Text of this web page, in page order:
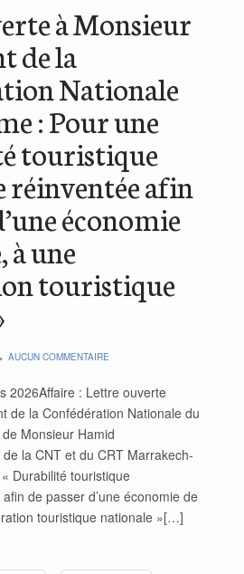
à Monsieur
de la
Nationale
: Pour une
touristique
réinventée afin
économie
à une
touristique
AUCUN COMMENTAIRE
2026Affaire : Lettre ouverte
de la Confédération Nationale du
Monsieur Hamid
de la CNT et du CRT Marrakech-
Durabilité touristique
de passer d’une économie de
touristique nationale »[…]